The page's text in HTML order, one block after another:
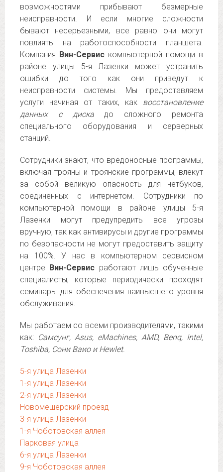
возможностями прибывают безмерные
неисправности. И если многие сложности
бывают несерьезными, все равно они могут
повлиять на работоспособности планшета.
Компания Вин-Сервис компьютерной помощи в
районе улицы 5-я Лазенки может устранить
ошибки до того как они приведут к
неисправности системы. Мы предоставляем
услуги начиная от таких, как восстановление
данных с дискадо сложного ремонта
специального оборудования и серверных
станций.
Сотрудники знают, что вредоносные программы,
включая трояны и троянские программы, влекут
за собой великую опасность для нетбуков,
соединенных с интернетом. Сотрудники по
компьютерной помощи в районе улицы 5-я
Лазенки могут предупредить все угрозы
вручную, так как антивирусы и другие программы
по безопасности не могут предоставить защиту
на 100%. У нас в компьютерном сервисном
центре Вин-Сервис работают лишь обученные
специалисты, которые периодически проходят
семинары для обеспечения наивысшего уровня
обслуживания.
Мы работаем со всеми производителями, такими
как: Самсунг, Asus, eMachines, AMD, Benq, Intel,
Toshiba, Сони Ваио и Hewlet.
5-я улица Лазенки
1-я улица Лазенки
2-я улица Лазенки
Новомещерский проезд
3-я улица Лазенки
1-я Чоботовская аллея
Парковая улица
6-я улица Лазенки
9-я Чоботовская аллея